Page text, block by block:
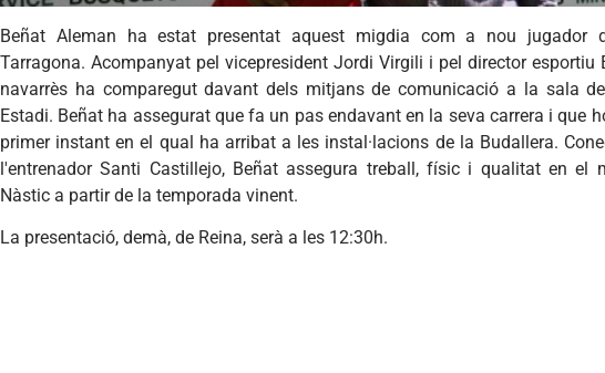
Beñat Aleman haestat presentat aquest migdia com a nou jugador
Tarragona.Acompanyat pel vicepresident Jordi Virgili i pel directoresportiu
navarrès ha comparegut davant dels mitjansdecomunicació a la sala de
Estadi. Beñat ha assegurat quefa un pas endavanten la seva carrera ique
primer instant en el qual ha arribata les instal·lacions de la Budallera.
l'entrenador Santi Castillejo, Beñat assegura treball, físici qualitaten el
Nàstic a partirde la temporada vinent.
La presentació, demà, de Reina, serà a les 12:30h.